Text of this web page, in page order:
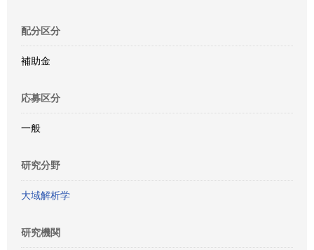
配分区分
補助金
応募区分
一般
研究分野
大域解析学
研究機関